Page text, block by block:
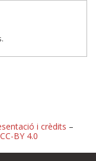
i crèdits –
BY 4.0